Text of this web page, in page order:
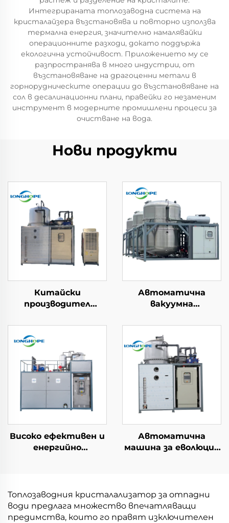
Интегрираната топлозаводна система на
кристалайзера възстановява и повторно използва
термална енергия, значително намалявайки
операционните разходи, докато поддържа
екологична устойчивост. Приложението му се
разпространява в много индустрии, от
възстановяване на драгоценни метали в
горнорудническите операции до възстановяване на
сол в десалинационни плани, правейки го незаменим
инструмент в модерните промишлени процеси за
очистване на вода.
Нови продукти
Китайски
производител
установка за
обработка на вода
Нис температурен
вакуумен
евапоратор машина
Автоматична
вакуумна
машина за
непрекъсната
десалинизация и
концентриране на
отпадъчни води
Високо ефективен и
енергийно
кристализатор,
изработен в Китай
Автоматична
машина за еволюция
ликвиди от депо
Топлозаводния кристалализатор за отпадни
води предлага множество впечатляващи
предимства, които го правят изключителен